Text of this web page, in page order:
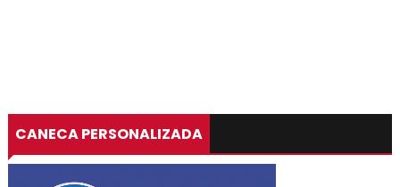
CANECA PERSONALIZADA